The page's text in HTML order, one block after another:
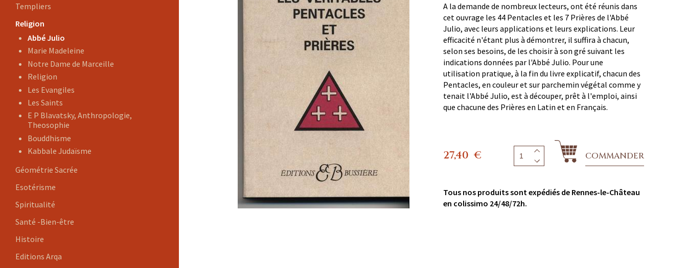
Templiers
Religion
Abbé Julio
Marie Madeleine
Notre Dame de Marceille
Religion
Les Evangiles
Les Saints
E P Blavatsky, Anthropologie,
Theosophie
Bouddhisme
Kabbale Judaïsme
Géométrie Sacrée
Esotérisme
Spiritualité
Santé -Bien-être
Histoire
Editions Arqa
A la demande de nombreux lecteurs, ont été réunis dans
cet ouvrage les 44 Pentacles et les 7 Prières de l'Abbé
Julio, avec leurs applications et leurs explications. Leur
efficacité n'étant plus à démontrer, il suffira à chacun,
selon ses besoins, de les choisir à son gré suivant les
indications données par l'Abbé Julio. Pour une
utilisation pratique, à la fin du livre explicatif, chacun des
Pentacles, en couleur et sur parchemin végétal comme y
tenait l'Abbé Julio, est à découper, prêt à l'emploi, ainsi
que chacune des Prières en Latin et en Français.
27,40 € COMMANDER
Tous nos produits sont expédiés de Rennes-le-Château
en colissimo 24/48/72h.